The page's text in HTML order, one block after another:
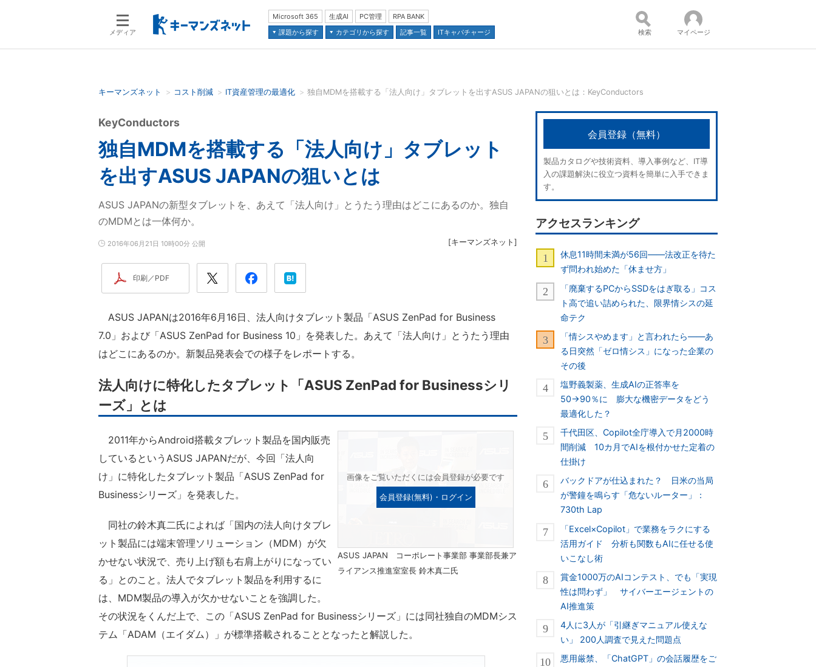
メディア
Microsoft 365 生成AI PC管理
RPA BANK
課題から探す
カテゴリから探す 記事一覧 ITキャパチャージ
検索語を入力してください コンテンツ：
並び順：
検索 マイページ
キーマンズネット コスト削減 IT資産管理の最適化 独自MDMを搭載する「法人向け」タブレットを出すASUS JAPANの狙いとは：KeyConductors
独自MDMを搭載する「法人向け」タブレット
を出すASUS JAPANの狙いとは
KeyConductors
ASUS JAPANの新型タブレットを、あえて「法人向け」とうたう理由はどこにあるのか。独自
のMDMとは一体何か。
2016年06月21日 10時00分 公開 [キーマンズネット ]
印刷／PDF
ASUS JAPANは2016年6月16日、法人向けタブレット製品「ASUS ZenPad for Business
7.0」および「ASUS ZenPad for Business 10」を発表した。あえて「法人向け」とうたう理由
はどこにあるのか。新製品発表会での様子をレポートする。
法人向けに特化したタブレット「ASUS ZenPad for Businessシリ
ーズ」とは
画像をご覧いただくには会員登録が必要です
会員登録(無料)・ログイン
ASUS JAPAN コーポレート事業部 事業部長兼ア
ライアンス推進室室長 鈴木真二氏
2011年からAndroid搭載タブレット製品を国内販売
しているというASUS JAPANだが、今回「法人向
け」に特化したタブレット製品「ASUS ZenPad for
Businessシリーズ」を発表した。
同社の鈴木真二氏によれば「国内の法人向けタブレ
ット製品には端末管理ソリューション（MDM）が欠
かせない状況で、売り上げ額も右肩上がりになってい
る」とのこと。法人でタブレット製品を利用するに
は、MDM製品の導入が欠かせないことを強調した。
その状況をくんだ上で、この「ASUS ZenPad for Businessシリーズ」には同社独自のMDMシス
テム「ADAM（エイダム）」が標準搭載されることとなったと解説した。
会員登録（無料）
製品カタログや技術資料、導入事例など、IT導
入の課題解決に役立つ資料を簡単に入手できま
す。
アクセスランキング
休息11時間未満が56回――法改正を待た
ず問われ始めた「休ませ方」
「廃棄するPCからSSDをはぎ取る」コス
ト高で追い詰められた、限界情シスの延
命テク
「情シスやめます」と言われたら――あ
る日突然「ゼロ情シス」になった企業の
その後
塩野義製薬、生成AIの正答率を
50→90％に 膨大な機密データをどう
最適化した？
千代田区、Copilot全庁導入で月2000時
間削減 10カ月でAIを根付かせた定着の
仕掛け
バックドアが仕込まれた？ 日米の当局
が警鐘を鳴らす「危ないルーター」：
730th Lap
「Excel×Copilot」で業務をラクにする
活用ガイド 分析も関数もAIに任せる使
いこなし術
賞金1000万のAIコンテスト、でも「実現
性は問わず」 サイバーエージェントの
AI推進策
4人に3人が「引継ぎマニュアル使えな
い」 200人調査で見えた問題点
悪用厳禁、「ChatGPT」の会話履歴をご